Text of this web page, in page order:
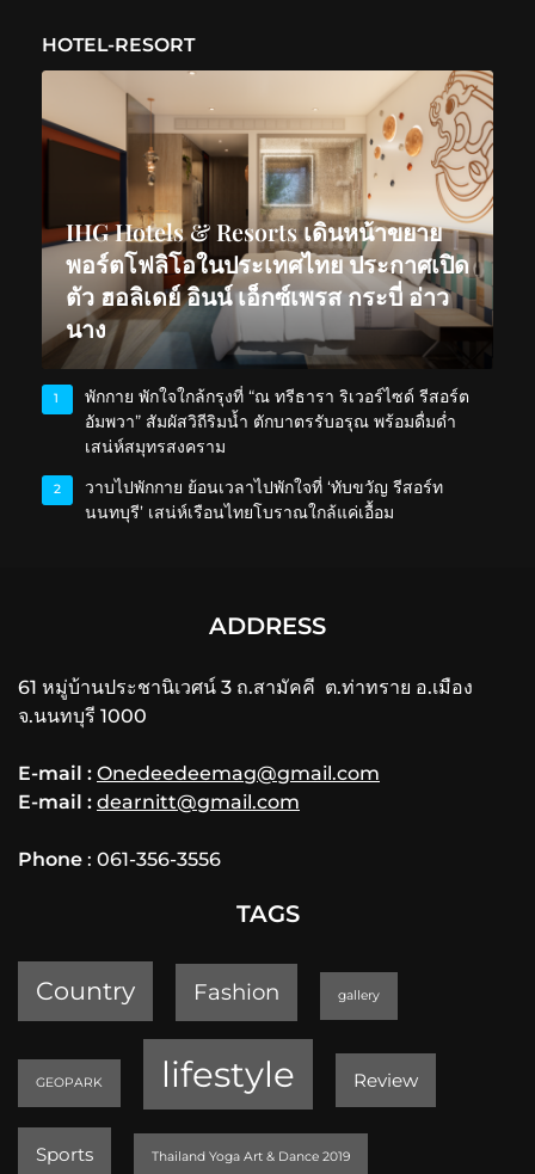
HOTEL-RESORT
IHG Hotels & Resorts เดินหน้าขยาย
พอร์ตโฟลิโอในประเทศไทย ประกาศเปิด
ตัว ฮอลิเดย์ อินน์ เอ็กซ์เพรส กระบี่ อ่าว
นาง
1
พักกาย พักใจใกล้กรุงที่ “ณ ทรีธารา ริเวอร์ไซด์ รีสอร์ต
อัมพวา” สัมผัสวิถีริมน้ำ ตักบาตรรับอรุณ พร้อมดื่มด่ำ
เสน่ห์สมุทรสงคราม
2
วาบไปพักกาย ย้อนเวลาไปพักใจที่ ‘ทับขวัญ รีสอร์ท
นนทบุรี’ เสน่ห์เรือนไทยโบราณใกล้แค่เอื้อม
ADDRESS
61 หมู่บ้านประชานิเวศน์ 3 ถ.สามัคคี ต.ท่าทราย อ.เมือง
จ.นนทบุรี 1000
E-mail : Onedeedeemag@gmail.com
E-mail : dearnitt@gmail.com
Phone : 061-356-3556
TAGS
Country Fashion gallery
GEOPARK lifestyle Review
Sports Thailand Yoga Art & Dance 2019